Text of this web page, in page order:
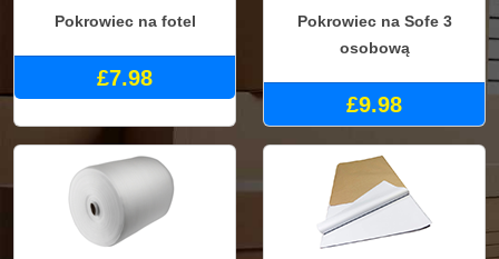
Pokrowiec na fotel
£7.98
Pokrowiec na Sofe 3
osobową
£9.98